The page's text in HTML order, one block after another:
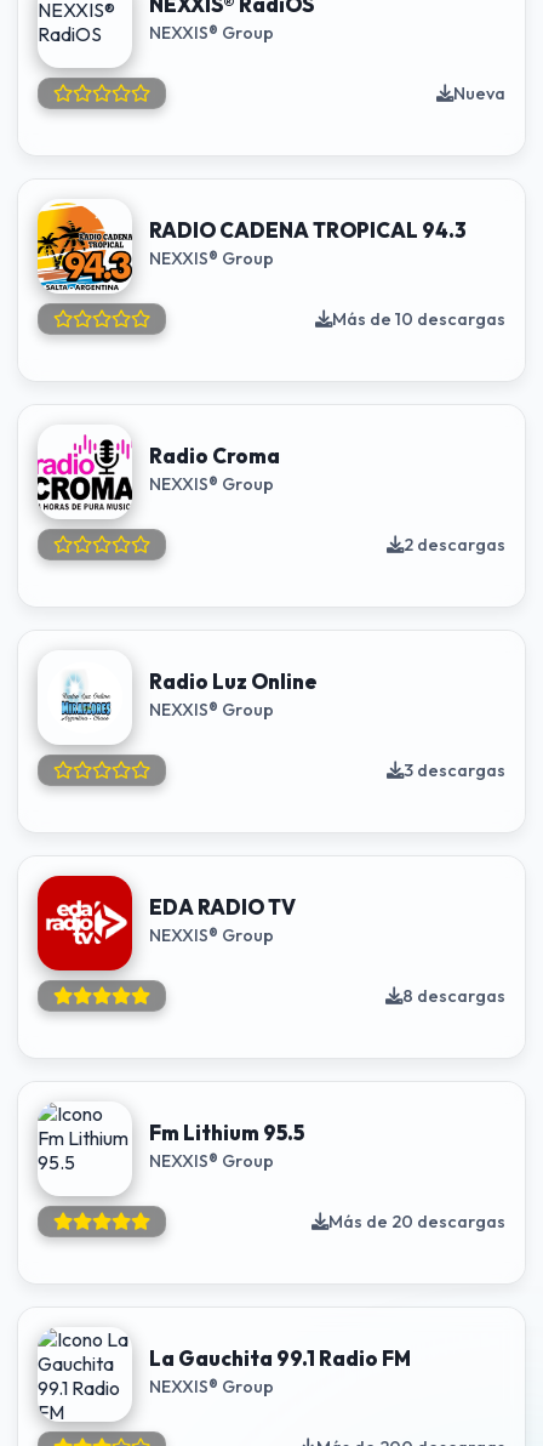
NEXXIS® Group
Nueva
RADIO CADENA TROPICAL 94.3
NEXXIS® Group
Más de 10 descargas
Radio Croma
NEXXIS® Group
2 descargas
Radio Luz Online
NEXXIS® Group
3 descargas
EDA RADIO TV
NEXXIS® Group
8 descargas
Fm Lithium 95.5
NEXXIS® Group
Más de 20 descargas
La Gauchita 99.1 Radio FM
NEXXIS® Group